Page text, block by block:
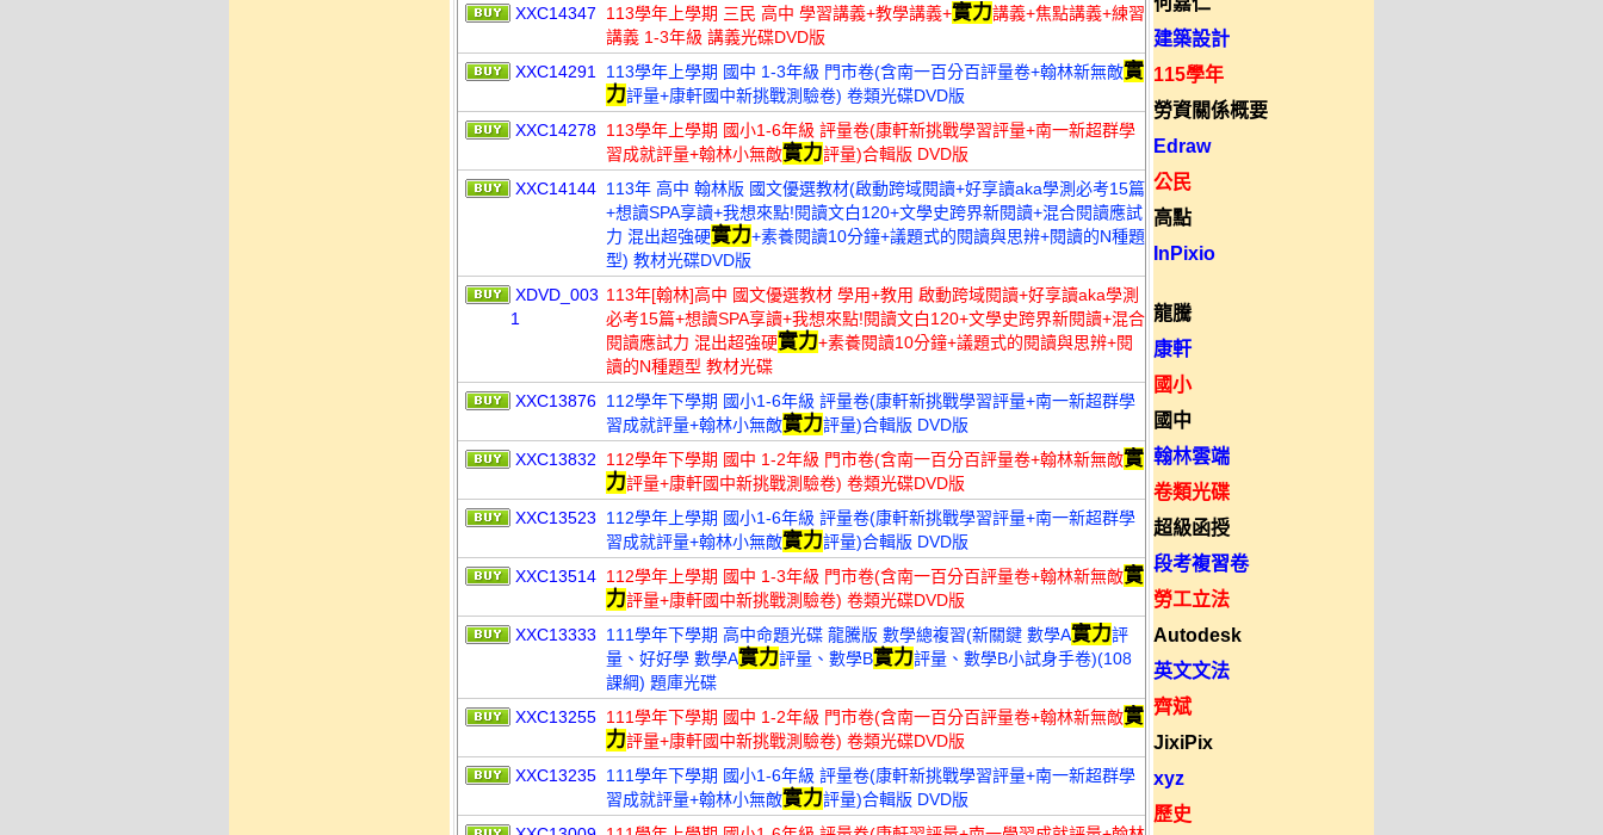
XXC14347
113學年上學期 三民 高中 學習講義+教學講義+實力講義+焦點講義+練習
講義 1-3年級 講義光碟DVD版
XXC14291
113學年上學期 國中 1-3年級 門市卷(含南一百分百評量卷+翰林新無敵實
力評量+康軒國中新挑戰測驗卷) 卷類光碟DVD版
XXC14278 113學年上學期 國小1-6年級 評量卷(康軒新挑戰學習評量+南一新超群學
習成就評量+翰林小無敵實力評量)合輯版 DVD版
XXC14144 113年 高中 翰林版 國文優選教材(啟動跨域閱讀+好享讀aka學測必考15篇
+想讀SPA享讀+我想來點!閱讀文白120+文學史跨界新閱讀+混合閱讀應試
力 混出超強硬實力+素養閱讀10分鐘+議題式的閱讀與思辨+閱讀的N種題
型) 教材光碟DVD版
XDVD_003
1
113年[翰林]高中 國文優選教材 學用+教用 啟動跨域閱讀+好享讀aka學測
必考15篇+想讀SPA享讀+我想來點!閱讀文白120+文學史跨界新閱讀+混合
閱讀應試力 混出超強硬實力+素養閱讀10分鐘+議題式的閱讀與思辨+閱
讀的N種題型 教材光碟
XXC13876 112學年下學期 國小1-6年級 評量卷(康軒新挑戰學習評量+南一新超群學
習成就評量+翰林小無敵實力評量)合輯版 DVD版
XXC13832
112學年下學期 國中 1-2年級 門市卷(含南一百分百評量卷+翰林新無敵實
力評量+康軒國中新挑戰測驗卷) 卷類光碟DVD版
XXC13523
112學年上學期 國小1-6年級 評量卷(康軒新挑戰學習評量+南一新超群學
習成就評量+翰林小無敵實力評量)合輯版 DVD版
XXC13514 112學年上學期 國中 1-3年級 門市卷(含南一百分百評量卷+翰林新無敵實
力評量+康軒國中新挑戰測驗卷) 卷類光碟DVD版
XXC13333
111學年下學期 高中命題光碟 龍騰版 數學總複習(新關鍵 數學A實力評
量、好好學 數學A實力評量、數學B實力評量、數學B小試身手卷)(108
課綱) 題庫光碟
XXC13255 111學年下學期 國中 1-2年級 門市卷(含南一百分百評量卷+翰林新無敵實
力評量+康軒國中新挑戰測驗卷) 卷類光碟DVD版
XXC13235 111學年下學期 國小1-6年級 評量卷(康軒新挑戰學習評量+南一新超群學
習成就評量+翰林小無敵實力評量)合輯版 DVD版
建築設計
115學年
勞資關係概要
Edraw
公民
高點
InPixio
龍騰
康軒
國小
國中
翰林雲端
卷類光碟
超級函授
段考複習卷
勞工立法
Autodesk
英文文法
齊斌
JixiPix
xyz
歷史